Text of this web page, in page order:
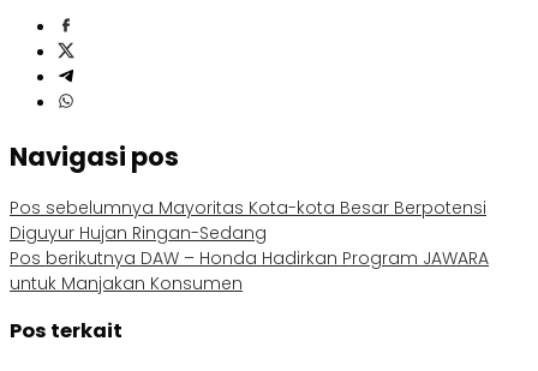
Navigasi pos
Pos sebelumnya Mayoritas Kota-kota Besar Berpotensi
Diguyur Hujan Ringan-Sedang
Pos berikutnya DAW – Honda Hadirkan Program JAWARA
untuk Manjakan Konsumen
Pos terkait